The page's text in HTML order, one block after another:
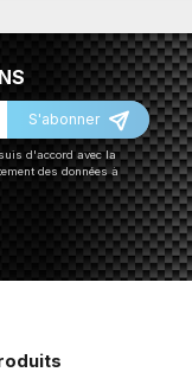
S'abonner
d'accord avec la
des données à